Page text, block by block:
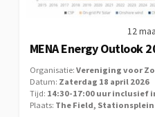
12
MENA Energy Outlook
Organisatie: Vereniging voor
Datum: Zaterdag 18 april 2026
Tijd: 14:30-17:00 uur inclusief
Plaats: The Field, Stationsplein